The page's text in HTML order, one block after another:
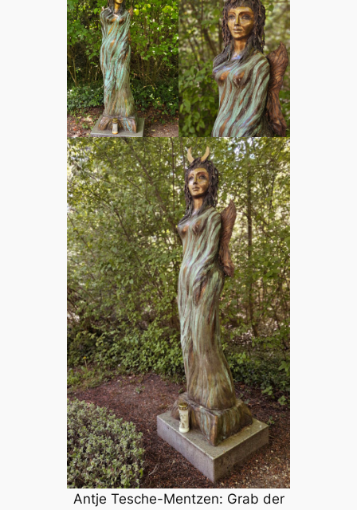
Antje Tesche-Mentzen: Grab der